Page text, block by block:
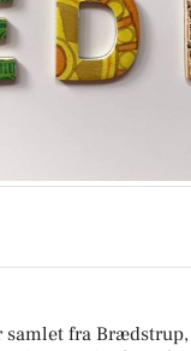
fra